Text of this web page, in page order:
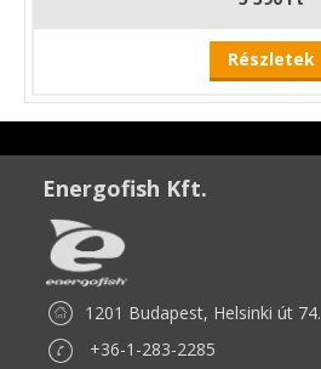
Részletek
Energofish Kft.
1201 Budapest, Helsinki út 74.
+36-1-283-2285